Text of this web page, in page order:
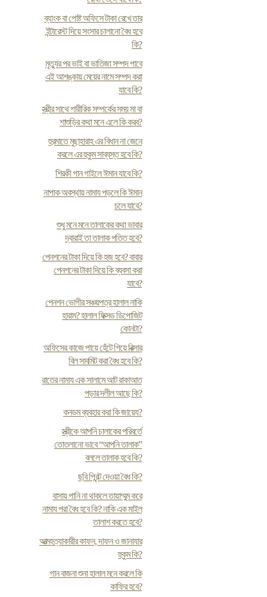
ব্যাংক বা পোষ্ট অফিসে টাকা রেখে তার
ইন্টারেস্ট দিয়ে সংসার চালানো বৈধ হবে
কি?
মৃত্যুর পর ভাই বা ভাতিজা সম্পদ পাবে
এই আশঙ্কায় মেয়ের নামে সম্পদ করা
যাবে কি?
স্ত্রীর সাথে শারীরিক সম্পর্কের সময় মা বা
শাশুড়ির কথা মনে এলে কি করব?
হুরমাতে মুছাহারাহ এর বিধান না জেনে
করলে এর হুকুম সাব্যস্ত হবে কি?
শিরকী গান গাইলে ঈমান যাবে কি?
নাপাক অবস্থায় নামায পড়লে কি ঈমান
চলে যাবে?
শুধু মনে মনে তালাকের কথা ভাবার
দ্বারাই তা তালাক পতিত হবে?
পেনশনের টাকা দিয়ে কি হজ হবে? বাবার
পেনশনের টাকা দিয়ে কি ব্যবসা করা
যাবে?
পেনশন ভোগীর সঞ্চয়পত্র হালাল নাকি
হারাম? হালাল ফিক্সড ডিপোজিট
কোনটা?
অফিসের কাজে পায়ে হেঁটে গিয়ে রিক্সার
বিল সাবমিট করা বৈধ হবে কি?
রাতের নামায এক সালামে আট রাকাআত
পড়ার দলীল আছে কি?
কনডম ব্যবহার করা কি জায়েয?
স্ত্রীকে আপনি চালাকের পরিবর্তে
তোতলানো ভাবে “আপনি তালাক”
বললে তালাক হবে কি?
ছবি প্রিন্ট দেওয়া বৈধ কি?
বাসায় পানি না থাকলে তায়াম্মুম করে
নামায পরা বৈধ হবে কি? নাকি এক মাইল
তালাশ করতে হবে?
আত্মহত্যাকারীর কাফন, দাফন ও জানাযার
হুকুম কি?
গান বাজনা শুনা হালাল মনে করলে কি
কাফির হবে?